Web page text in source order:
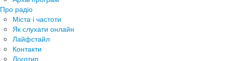
Про радіо
Міста і частоти
Як слухати онлайн
Лайфстайл
Контакти
Логотип